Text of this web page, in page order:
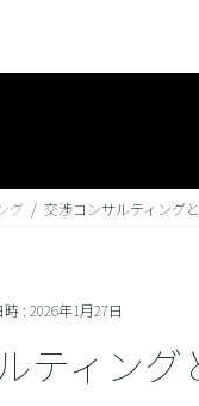
グ 交渉コンサルティング
: 2026年1月27日
ティン